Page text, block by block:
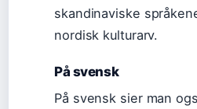
skandinaviske
nordisk kulturarv.
På svensk
På svensk sier man